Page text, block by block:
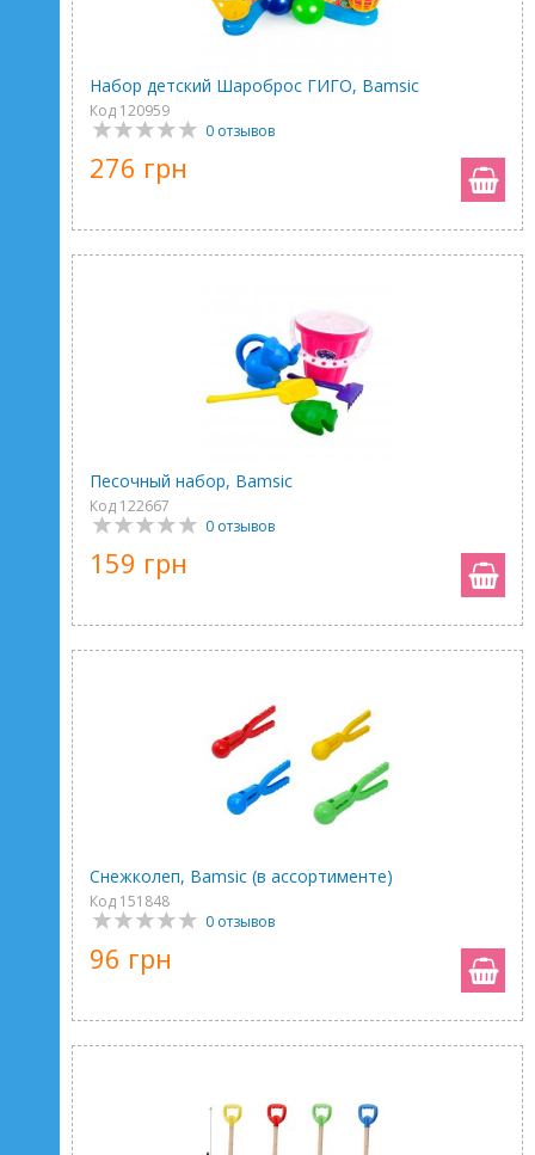
Набор детский Шароброс ГИГО, Bamsic
Код 120959
0 отзывов
276 грн
Песочный набор, Bamsic
Код 122667
0 отзывов
159 грн
Снежколеп, Bamsic (в ассортименте)
Код 151848
0 отзывов
96 грн